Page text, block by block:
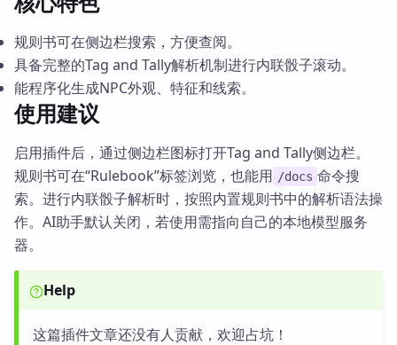
规则书可在侧边栏搜索，方便查阅。
具备完整的Tag and Tally解析机制进行内联骰子滚动。
能程序化生成NPC外观、特征和线索。
使用建议
启用插件后，通过侧边栏图标打开Tag and Tally侧边栏。
规则书可在“Rulebook”标签浏览，也能用 /docs 命令搜
索。进行内联骰子解析时，按照内置规则书中的解析语法操
作。AI助手默认关闭，若使用需指向自己的本地模型服务
器。
Help
这篇插件文章还没有人贡献，欢迎占坑！